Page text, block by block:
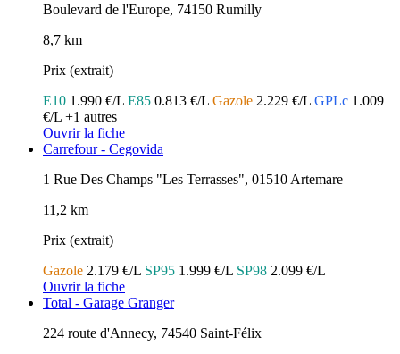
Boulevard de l'Europe, 74150 Rumilly
8,7 km
Prix (extrait)
E10 1.990 €/L E85 0.813 €/L Gazole 2.229 €/L GPLc 1.009
€/L +1 autres
Ouvrir la fiche
Carrefour - Cegovida
1 Rue Des Champs "Les Terrasses", 01510 Artemare
11,2 km
Prix (extrait)
Gazole 2.179 €/L SP95 1.999 €/L SP98 2.099 €/L
Ouvrir la fiche
Total - Garage Granger
224 route d'Annecy, 74540 Saint-Félix